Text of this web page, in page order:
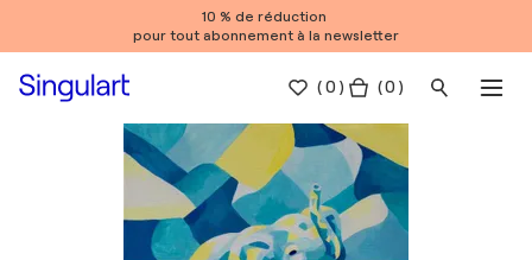
10 % de réduction
pour tout abonnement à la newsletter
(0 ) ( 0 )